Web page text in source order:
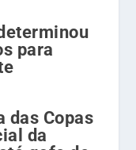
para
das Copas
da